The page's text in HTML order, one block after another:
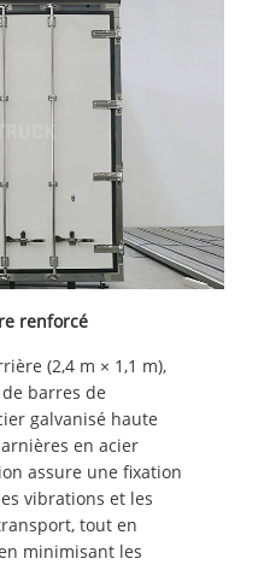
renforcé
(2,4 m × 1,1 m),
barres de
galvanisé haute
en acier
assure une fixation
vibrations et les
tout en
minimisant les